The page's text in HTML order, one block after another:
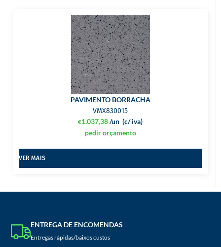
PAVIMENTO BORRACHA
VMX830015
€1.037,38 (c/ iva)
/un
pedir orçamento
VER MAIS
ENTREGA DE ENCOMENDAS
Entregas rápidas/baixos custos